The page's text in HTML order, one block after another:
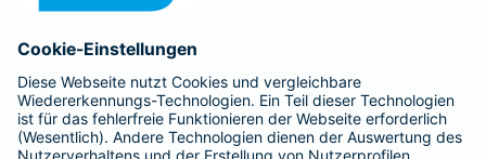
Barmenia ist Teil der BarmeniaGothaer
BELIEBTE SEITEN
Kranken-Zusatzversicherung